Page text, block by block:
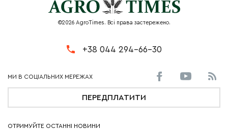
©2026 AgroTimes. Всі права застережено.
+38 044 294-66-30
ПЕРЕДПЛАТИТИ
ОТРИМУЙТЕ ОСТАННІ НОВИНИ